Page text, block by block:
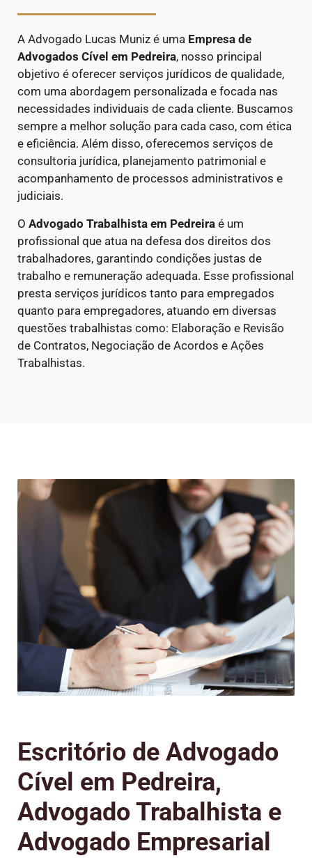
A Advogado Lucas Muniz é uma Empresa de
Advogados Cível em Pedreira, nosso principal
objetivo é oferecer serviços jurídicos de qualidade,
com uma abordagem personalizada e focada nas
necessidades individuais de cada cliente. Buscamos
sempre a melhor solução para cada caso, com ética
e eficiência. Além disso, oferecemos serviços de
consultoria jurídica, planejamento patrimonial e
acompanhamento de processos administrativos e
judiciais.
O Advogado Trabalhista em Pedreira é um
profissional que atua na defesa dos direitos dos
trabalhadores, garantindo condições justas de
trabalho e remuneração adequada. Esse profissional
presta serviços jurídicos tanto para empregados
quanto para empregadores, atuando em diversas
questões trabalhistas como: Elaboração e Revisão
de Contratos, Negociação de Acordos e Ações
Trabalhistas.
Escritório de Advogado
Cível em Pedreira,
Advogado Trabalhista e
Advogado Empresarial